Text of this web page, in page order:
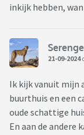
inkijk hebben,
21-09-2024
Ik kijk vanuit mijn
buurthuis en een
oude schattige
En aan de andere